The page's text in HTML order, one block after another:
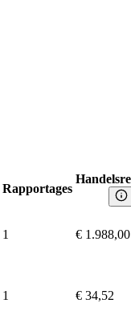
Rapportages
1 € 1.988,00
1 € 34,52